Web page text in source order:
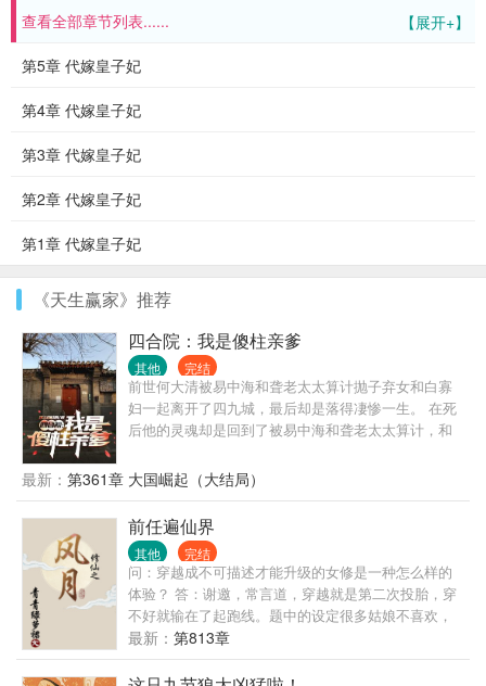
【展开+】
查看全部章节列表......
第5章 代嫁皇子妃
第4章 代嫁皇子妃
第3章 代嫁皇子妃
第2章 代嫁皇子妃
第1章 代嫁皇子妃
《天生赢家》推荐
四合院：我是傻柱亲爹
其他 完结
前世何大清被易中海和聋老太太算计抛子弃女和白寡
妇一起离开了四九城，最后却是落得凄惨一生。 在死
后他的灵魂却是回到了被易中海和聋老太太算计，和
他，直接丢下白寡妇跑路去了北棒战场。 四年后何大
清战场归来，改名何中华。 可是在回到四九城的时
候，却是见到了自己的女儿何雨水在垃圾堆里面找吃
的。 何中华的心里面顿时怒火中烧，他发誓，这一世
他要报复在前世今生所有算计过他们一家的人！ 对于
大院众禽来说，让他们生不如死的活着才是最好折
磨。
最新： 第361章 大国崛起（大结局）
前任遍仙界
其他 完结
问：穿越成不可描述才能升级的女修是一种怎么样的
体验？ 答：谢邀，常言道，穿越就是第二次投胎，穿
不好就输在了起跑线。题中的设定很多姑娘不喜欢，
所以我打算现身说法： 第一，修真界男俊女靓，容颜
不老，绝对是颜狗福音；第二，修真人士体质洁净，
不会得病，也不会意外怀孕，尽管放心；第三，只有
最新： 第813章